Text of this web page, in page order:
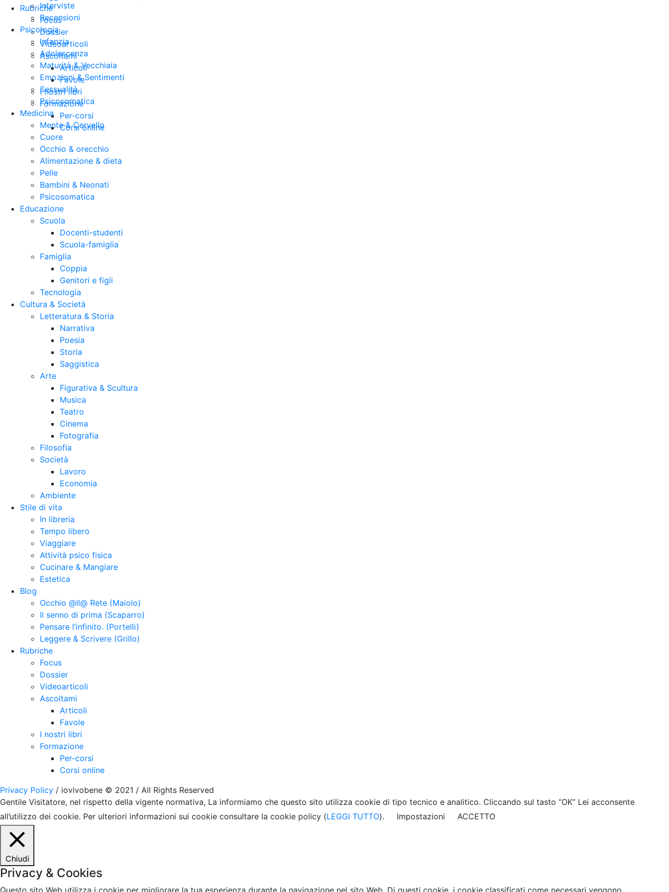
Rubriche
Focus
Dossier
Videoarticoli
Ascoltami
Articoli
Favole
I nostri libri
Formazione
Per-corsi
Corsi online
Interviste
Recensioni
Psicologia
Infanzia
Adolescenza
Maturità & Vecchiaia
Emozioni & Sentimenti
Sessualità
Psicosomatica
Medicina
Mente & Cervello
Cuore
Occhio & orecchio
Alimentazione & dieta
Pelle
Bambini & Neonati
Psicosomatica
Educazione
Scuola
Docenti-studenti
Scuola-famiglia
Famiglia
Coppia
Genitori e figli
Tecnologia
Cultura & Società
Letteratura & Storia
Narrativa
Poesia
Storia
Saggistica
Arte
Figurativa & Scultura
Musica
Teatro
Cinema
Fotografia
Filosofia
Società
Lavoro
Economia
Ambiente
Stile di vita
In libreria
Tempo libero
Viaggiare
Attività psico fisica
Cucinare & Mangiare
Estetica
Blog
Occhio @ll@ Rete (Maiolo)
Il senno di prima (Scaparro)
Pensare l’infinito. (Portelli)
Leggere & Scrivere (Grillo)
Rubriche
Focus
Dossier
Videoarticoli
Ascoltami
Articoli
Favole
I nostri libri
Formazione
Per-corsi
Corsi online
Privacy Policy / iovivobene © 2021 / All Rights Reserved
Gentile Visitatore, nel rispetto della vigente normativa, La informiamo che questo sito utilizza cookie di tipo tecnico e analitico. Cliccando sul tasto “OK” Lei acconsente
all’utilizzo dei cookie. Per ulteriori informazioni sui cookie consultare la cookie policy (LEGGI TUTTO). Impostazioni ACCETTO
Chiudi
Privacy & Cookies
Questo sito Web utilizza i cookie per migliorare la tua esperienza durante la navigazione nel sito Web. Di questi cookie, i cookie classificati come necessari vengono